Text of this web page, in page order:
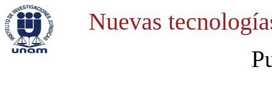
Nuevas